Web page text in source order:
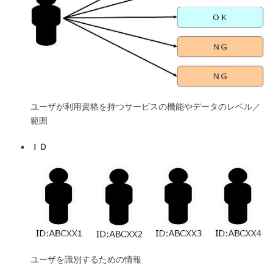
ユーザが利用資格を持つサービスの機能やデータのレベル／
範囲
ＩＤ
ユーザを識別するための情報